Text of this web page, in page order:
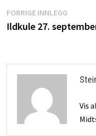
FORRIGE INNLEGGForrige
innlegg:
Ildkule 27.
Vis